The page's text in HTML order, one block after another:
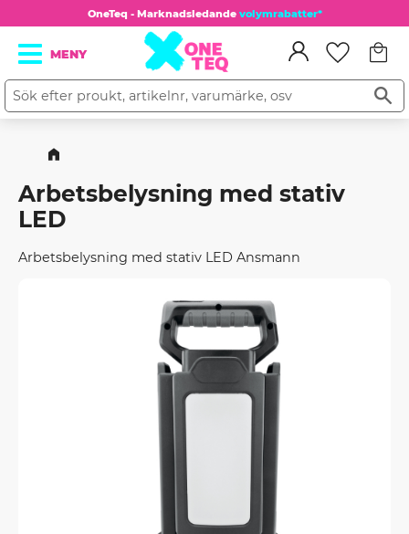
Meny
OneTeq - Marknadsledande volymrabatter*
Arbetsbelysning med stativ
LED
Arbetsbelysning med stativ LED Ansmann